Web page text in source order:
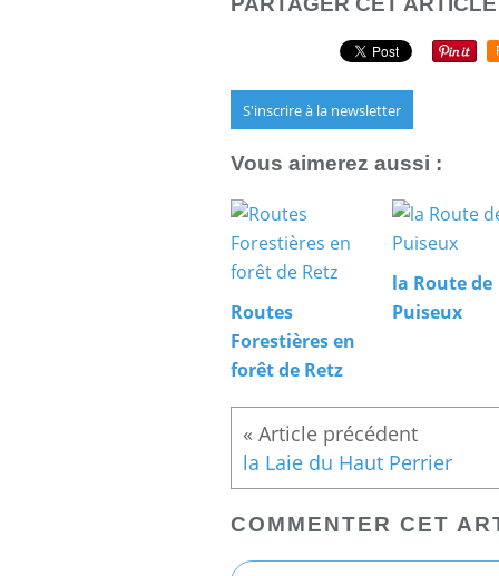
S'inscrire à la newsletter
Vous aimerez aussi :
Routes
Forestières en
forêt de Retz
la Route de
Puiseux
la Laie du Haut Perrier
COMMENTER CET